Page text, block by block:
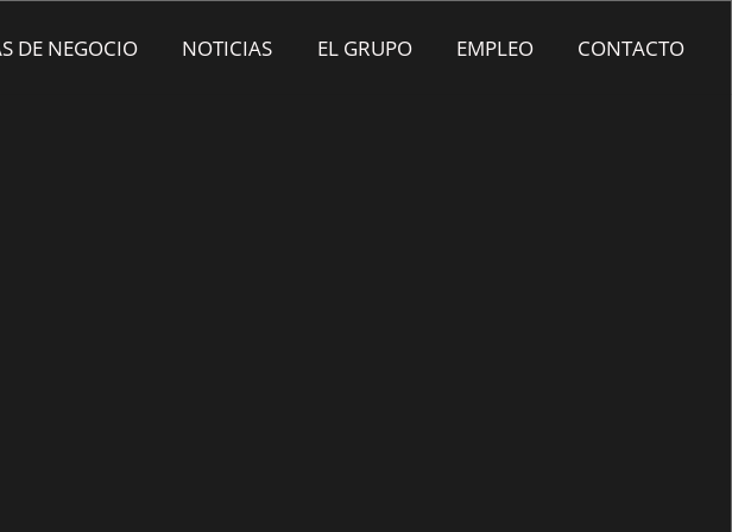
DE NEGOCIO NOTICIAS EL GRUPO EMPLEO CONTACTO